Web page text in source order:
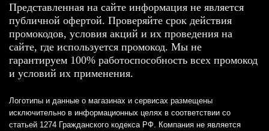
Представленная на сайте информация не является
публичной офертой. Проверяйте срок действия
промокодов, условия акций и их проведения на
сайте, где используется промокод. Мы не
гарантируем 100% работоспособность всех промокод
и условий их применения.
Логотипы и данные о магазинах и сервисах размещены
исключительно в информационных целях в соответствии со
статьей 1274 Гражданского кодекса РФ. Компания не является